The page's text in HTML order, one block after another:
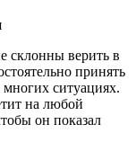
склонны верить в
принять
ситуациях.
на любой
он показал